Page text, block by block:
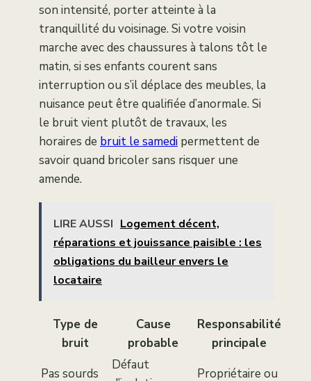
son intensité, porter atteinte à la
tranquillité du voisinage. Si votre voisin
marche avec des chaussures à talons tôt le
matin, si ses enfants courent sans
interruption ou s’il déplace des meubles, la
nuisance peut être qualifiée d’anormale. Si
le bruit vient plutôt de travaux, les
horaires de bruit le samedi permettent de
savoir quand bricoler sans risquer une
amende.
LIRE AUSSI Logement décent,
réparations et jouissance paisible : les
obligations du bailleur envers le
locataire
Type de
bruit
Cause
probable
Responsabilité
principale
Pas sourds
Défaut
Propriétaire ou